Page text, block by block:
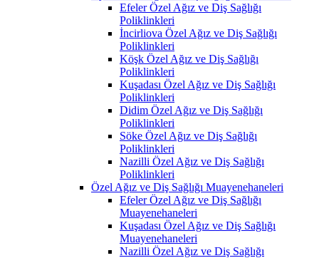
Efeler Özel Ağız ve Diş Sağlığı
Poliklinkleri
İncirliova Özel Ağız ve Diş Sağlığı
Poliklinkleri
Köşk Özel Ağız ve Diş Sağlığı
Poliklinkleri
Kuşadası Özel Ağız ve Diş Sağlığı
Poliklinkleri
Didim Özel Ağız ve Diş Sağlığı
Poliklinkleri
Söke Özel Ağız ve Diş Sağlığı
Poliklinkleri
Nazilli Özel Ağız ve Diş Sağlığı
Poliklinkleri
Özel Ağız ve Diş Sağlığı Muayenehaneleri
Efeler Özel Ağız ve Diş Sağlığı
Muayenehaneleri
Kuşadası Özel Ağız ve Diş Sağlığı
Muayenehaneleri
Nazilli Özel Ağız ve Diş Sağlığı